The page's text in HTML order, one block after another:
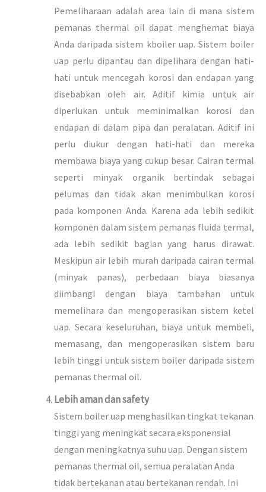
Pemeliharaan adalah area lain di mana sistem
pemanas thermal oil dapat menghemat biaya
Anda daripada sistem kboiler uap. Sistem boiler
uap perlu dipantau dan dipelihara dengan hati-
hati untuk mencegah korosi dan endapan yang
disebabkan oleh air. Aditif kimia untuk air
diperlukan untuk meminimalkan korosi dan
endapan di dalam pipa dan peralatan. Aditif ini
perlu diukur dengan hati-hati dan mereka
membawa biaya yang cukup besar. Cairan termal
seperti minyak organik bertindak sebagai
pelumas dan tidak akan menimbulkan korosi
pada komponen Anda. Karena ada lebih sedikit
komponen dalam sistem pemanas fluida termal,
ada lebih sedikit bagian yang harus dirawat.
Meskipun air lebih murah daripada cairan termal
(minyak panas), perbedaan biaya biasanya
diimbangi dengan biaya tambahan untuk
memelihara dan mengoperasikan sistem ketel
uap. Secara keseluruhan, biaya untuk membeli,
memasang, dan mengoperasikan sistem baru
lebih tinggi untuk sistem boiler daripada sistem
pemanas thermal oil.
Lebih aman dan safety
Sistem boiler uap menghasilkan tingkat tekanan
tinggi yang meningkat secara eksponensial
dengan meningkatnya suhu uap. Dengan sistem
pemanas thermal oil, semua peralatan Anda
tidak bertekanan atau bertekanan rendah. Ini